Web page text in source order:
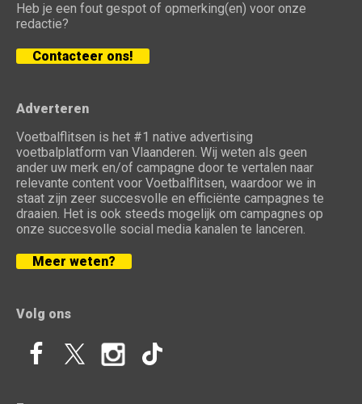
Heb je een fout gespot of opmerking(en) voor onze
redactie?
Contacteer ons!
Adverteren
Voetbalflitsen is het #1 native advertising
voetbalplatform van Vlaanderen. Wij weten als geen
ander uw merk en/of campagne door te vertalen naar
relevante content voor Voetbalflitsen, waardoor we in
staat zijn zeer succesvolle en efficiënte campagnes te
draaien. Het is ook steeds mogelijk om campagnes op
onze succesvolle social media kanalen te lanceren.
Meer weten?
Volg ons